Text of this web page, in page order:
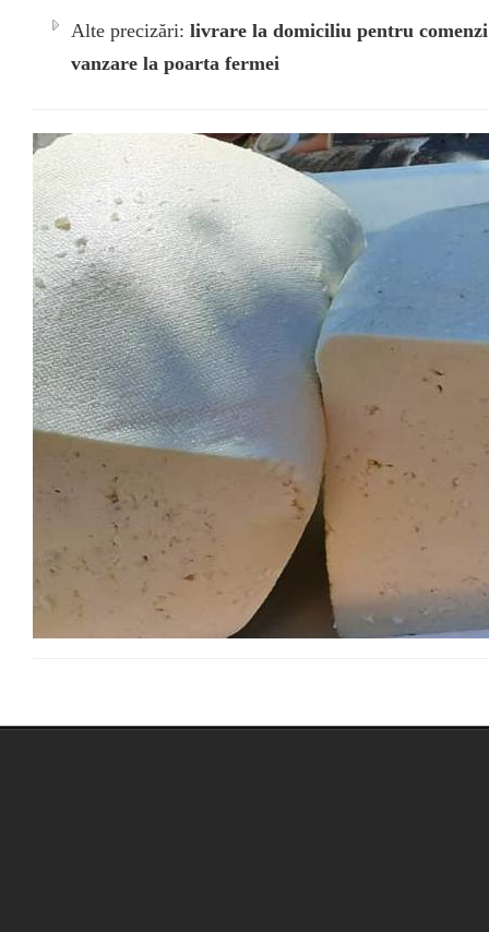
Alte precizări: livrare la domiciliu pentru
vanzare la poarta fermei